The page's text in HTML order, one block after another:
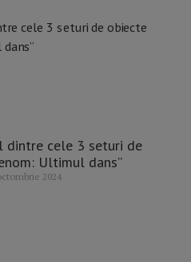
dintre cele 3 seturi de
Ultimul dans”
2024